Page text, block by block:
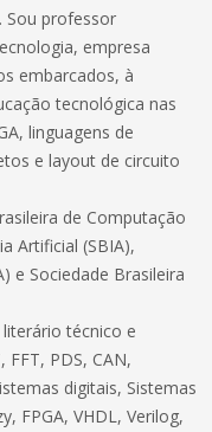
Sou professor
empresa
embarcados, à
tecnológica nas
linguagens de
e layout de circuito
de Computação
Artificial (SBIA),
e Sociedade Brasileira
técnico e
PDS, CAN,
digitais, Sistemas
FPGA, VHDL, Verilog,